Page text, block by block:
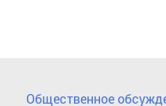
Общественное